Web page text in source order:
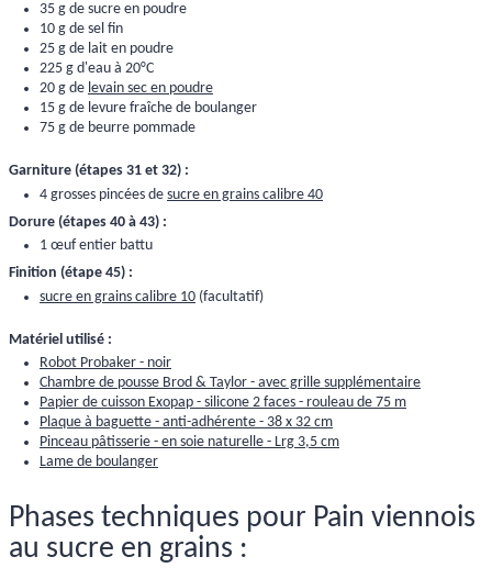
35 g de sucre en poudre
10 g de sel fin
25 g de lait en poudre
225 g d'eau à 20°C
20 g de levain sec en poudre
15 g de levure fraîche de boulanger
75 g de beurre pommade
Garniture (étapes 31 et 32) :
4 grosses pincées de sucre en grains calibre 40
Dorure (étapes 40 à 43) :
1 œuf entier battu
Finition (étape 45) :
sucre en grains calibre 10 (facultatif)
Matériel utilisé :
Robot Probaker - noir
Chambre de pousse Brod & Taylor - avec grille supplémentaire
Papier de cuisson Exopap - silicone 2 faces - rouleau de 75 m
Plaque à baguette - anti-adhérente - 38 x 32 cm
Pinceau pâtisserie - en soie naturelle - Lrg 3,5 cm
Lame de boulanger
Phases techniques pour Pain viennois
au sucre en grains :